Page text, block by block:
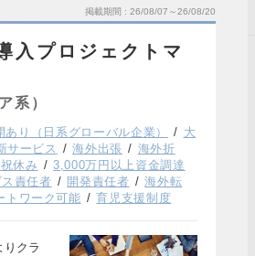
掲載期間 26/08/07～26/08/20
入プロジェクトマ
系）
あり（日系グローバル企業）
大
サービス 海外出張
海外折
休み
3,000万円以上資金調達
責任者 開発責任者
海外転
トワーク可能 育児支援制度
りクラ